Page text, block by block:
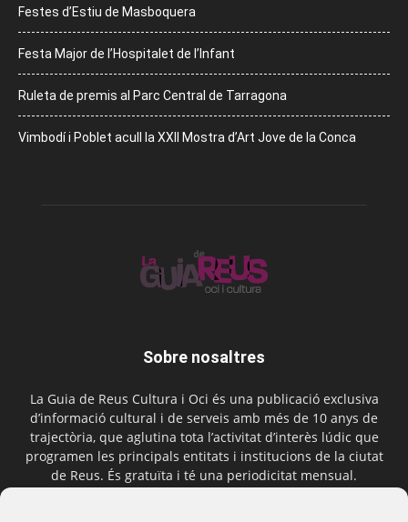
Festes d’Estiu de Masboquera
Festa Major de l’Hospitalet de l’Infant
Ruleta de premis al Parc Central de Tarragona
Vimbodí i Poblet acull la XXII Mostra d’Art Jove de la Conca
Sobre nosaltres
La Guia de Reus Cultura i Oci és una publicació exclusiva
d’informació cultural i de serveis amb més de 10 anys de
trajectòria, que aglutina tota l’activitat d’interès lúdic que
programen les principals entitats i institucions de la ciutat
de Reus. És gratuïta i té una periodicitat mensual.